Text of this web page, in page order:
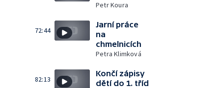
Petr Koura
72:44
Jarní práce
na
chmelnicích
Petra Klimková
82:13
Končí zápisy
dětí do 1. tříd